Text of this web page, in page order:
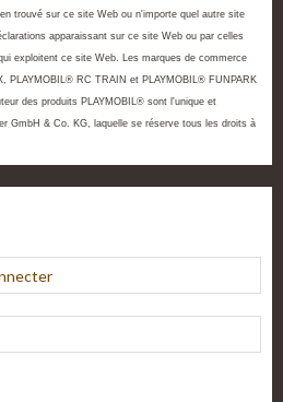
trouvé sur ce site Web ou n'importe quel autre site
apparaissant sur ce site Web ou par celles
exploitent ce site Web. Les marques de commerce
PLAYMOBIL® RC TRAIN et PLAYMOBIL® FUNPARK
des produits PLAYMOBIL® sont l'unique et
GmbH & Co. KG, laquelle se réserve tous les droits à